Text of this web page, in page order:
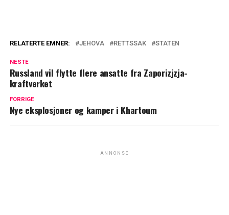
RELATERTE EMNER: JEHOVA RETTSSAK STATEN
NESTE
Russland vil flytte flere ansatte fra Zaporizjzja-
kraftverket
FORRIGE
Nye eksplosjoner og kamper i Khartoum
ANNONSE